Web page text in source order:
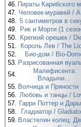
46. Пираты Карибского
47. Человек-муравей /
48. 5 сантиметров в
49.
Рик и Морти (1
50.
Крепкий орешек /
51.
Король Лев / The
52.
Био-дом / Bio-
53. Разрисованная
54.
Малефисента:
Владычи...
55. Волчица и Пряности
56. Любовь и танцы /
57. Гарри Поттер и
58.
Гладиатор /
59. Властелин колец: